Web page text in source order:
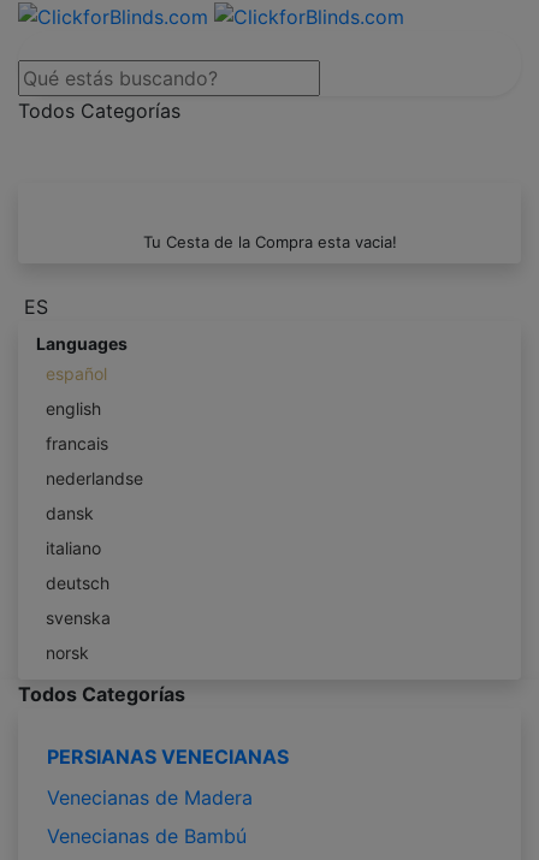
Todos Categorías
Tu Cesta de la Compra esta vacia!
ES
Languages
español
english
francais
nederlandse
dansk
italiano
deutsch
svenska
norsk
Todos Categorías
PERSIANAS VENECIANAS
Venecianas de Madera
Venecianas de Bambú